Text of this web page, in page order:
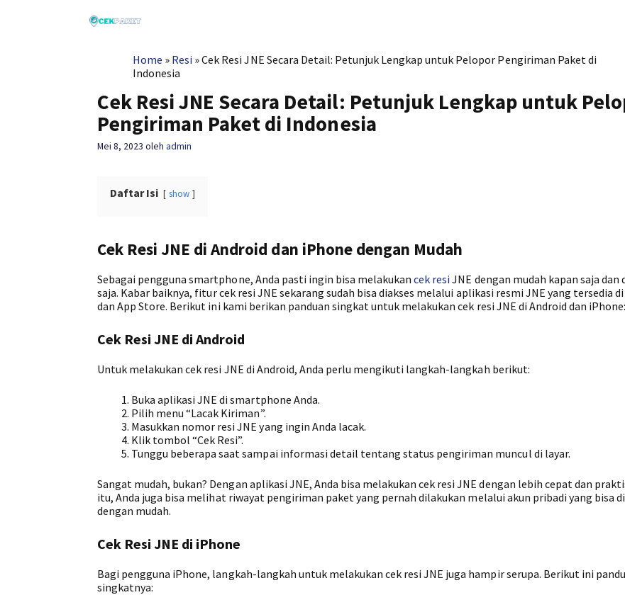
Home » Resi »Cek Resi JNE Secara Detail: Petunjuk Lengkap untuk Pelopor Pengiriman Paket di
Indonesia
Cek Resi JNE Secara Detail: Petunjuk Lengkap untuk
Pengiriman Paket di Indonesia
Mei 8, 2023 oleh admin
Daftar Isi show
Cek Resi JNE di Android dan iPhone dengan Mudah
Sebagai pengguna smartphone, Anda pasti ingin bisa melakukancek resi JNE dengan mudah kapan saja dan
saja. Kabar baiknya, fitur cek resi JNE sekarang sudah bisa diakses melalui aplikasi resmi JNE yang tersedia
dan App Store. Berikut ini kami berikan panduan singkat untuk melakukan cek resi JNE di Android dan iPhone:
Cek Resi JNE di Android
Untuk melakukan cek resi JNE di Android, Anda perlu mengikuti langkah-langkah berikut:
Buka aplikasi JNE di smartphone Anda.
Pilih menu “Lacak Kiriman”.
Masukkan nomor resi JNE yang ingin Anda lacak.
Klik tombol “Cek Resi”.
Tunggu beberapa saat sampai informasi detail tentang status pengiriman muncul di layar.
Sangat mudah, bukan? Dengan aplikasi JNE, Anda bisa melakukan cek resi JNE dengan lebih cepat dan
itu, Anda juga bisa melihat riwayat pengiriman paket yang pernah dilakukan melalui akun pribadi yang bisa
dengan mudah.
Cek Resi JNE di iPhone
Bagi pengguna iPhone, langkah-langkah untuk melakukan cek resi JNE juga hampir serupa. Berikut ini
singkatnya: